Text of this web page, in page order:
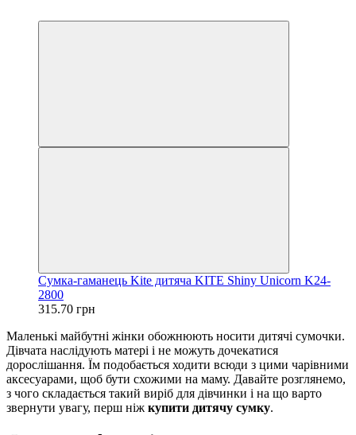
Сумка-гаманець Kite дитяча KITE Shiny Unicorn K24-
2800
315.70 грн
Маленькі майбутні жінки обожнюють носити дитячі сумочки.
Дівчата наслідують матері і не можуть дочекатися
дорослішання. Їм подобається ходити всюди з цими чарівними
аксесуарами, щоб бути схожими на маму. Давайте розглянемо,
з чого складається такий виріб для дівчинки і на що варто
звернути увагу, перш ніж купити дитячу сумку.